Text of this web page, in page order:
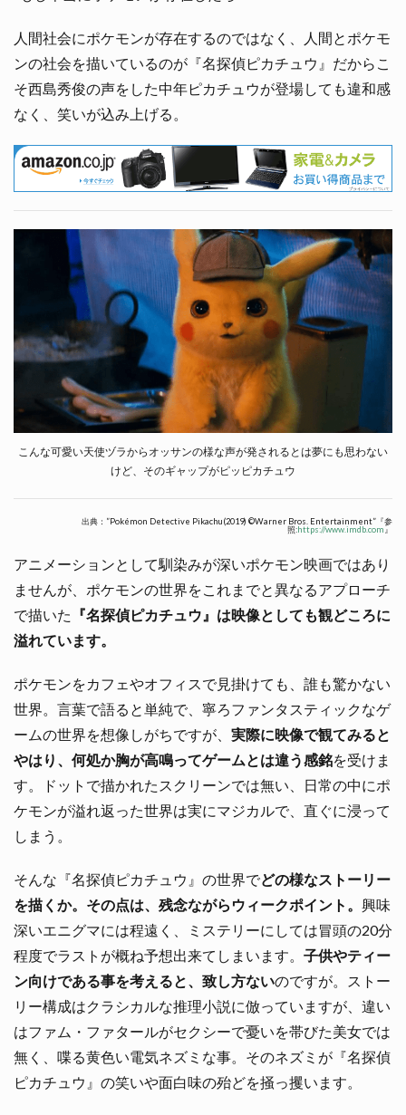
人間社会にポケモンが存在するのではなく、人間とポケモ
ンの社会を描いているのが『名探偵ピカチュウ』だからこ
そ西島秀俊の声をした中年ピカチュウが登場しても違和感
なく、笑いが込み上げる。
こんな可愛い天使ヅラからオッサンの様な声が発されるとは夢にも思わない
けど、そのギャップがピッピカチュウ
出典：”Pokémon Detective Pikachu(2019) ©Warner Bros. Entertainment”『参
照:https://www.imdb.com』
アニメーションとして馴染みが深いポケモン映画ではあり
ませんが、ポケモンの世界をこれまでと異なるアプローチ
で描いた 『名探偵ピカチュウ』は映像としても観どころに
溢れています。
ポケモンをカフェやオフィスで見掛けても、誰も驚かない
世界。言葉で語ると単純で、寧ろファンタスティックなゲ
ームの世界を想像しがちですが、 実際に映像で観てみると
やはり、何処か胸が高鳴ってゲームとは違う感銘を受けま
す。ドットで描かれたスクリーンでは無い、日常の中にポ
ケモンが溢れ返った世界は実にマジカルで、直ぐに浸って
しまう。
そんな『名探偵ピカチュウ』の世界でどの様なストーリー
を描くか。その点は、残念ながらウィークポイント。 興味
深いエニグマには程遠く、ミステリーにしては冒頭の20分
程度でラストが概ね予想出来てしまいます。 子供やティー
ン向けである事を考えると、致し方ないのですが。ストー
リー構成はクラシカルな推理小説に倣っていますが、違い
はファム・ファタールがセクシーで憂いを帯びた美女では
無く、喋る黄色い電気ネズミな事。そのネズミが『名探偵
ピカチュウ』の笑いや面白味の殆どを掻っ攫います。